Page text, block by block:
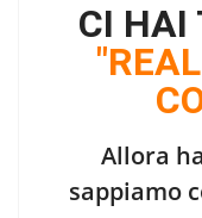
CI HAI
Allora
sappiamo